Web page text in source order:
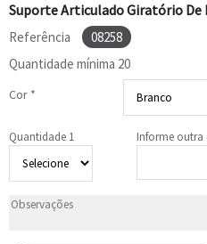
Suporte Articulado Giratório De
Referência
08258
Quantidade mínima 20
Cor *
Quantidade 1
Informe outra